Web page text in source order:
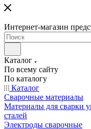
Интернет-магазин
Каталог
По всему сайту
По каталогу
Каталог
Сварочные материалы
Материалы для сварки
сталей
Электроды сварочные